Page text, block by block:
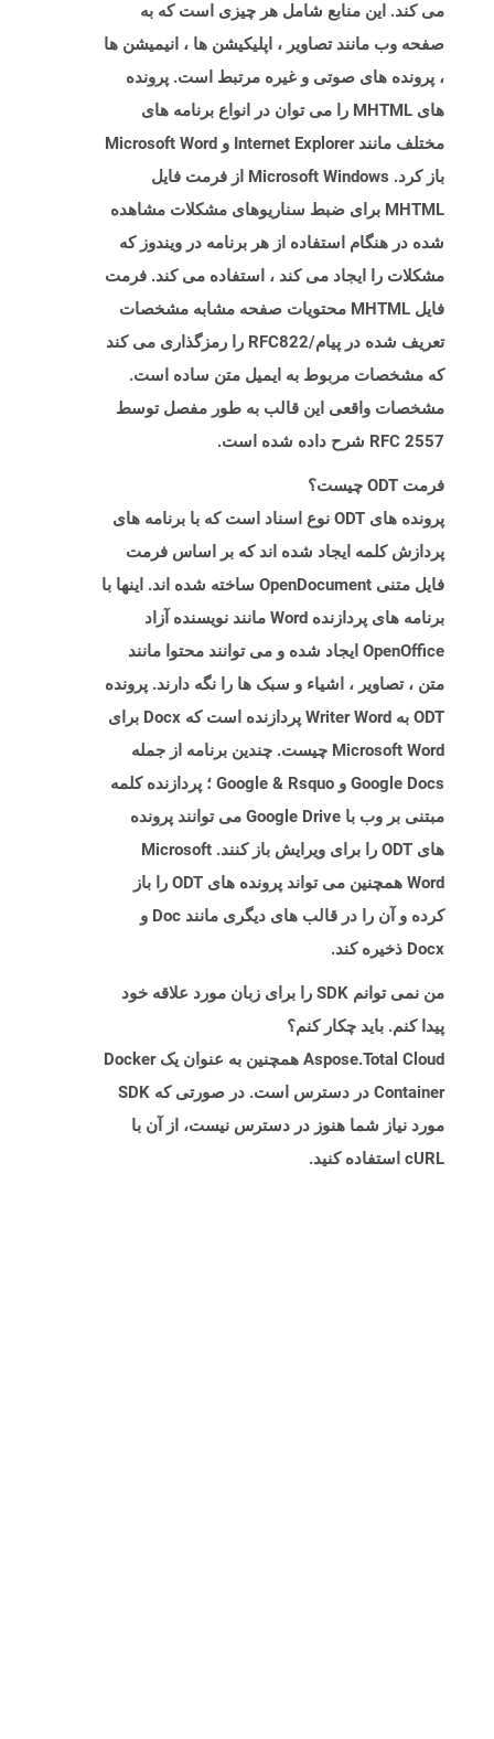
می کند. این منابع شامل هر چیزی است که به
صفحه وب مانند تصاویر ، اپلیکیشن ها ، انیمیشن ها
، پرونده های صوتی و غیره مرتبط است. پرونده
های MHTML را می توان در انواع برنامه های
مختلف مانند Internet Explorer و Microsoft Word
باز کرد. Microsoft Windows از فرمت فایل
MHTML برای ضبط سناریوهای مشکلات مشاهده
شده در هنگام استفاده از هر برنامه در ویندوز که
مشکلات را ایجاد می کند ، استفاده می کند. فرمت
فایل MHTML محتویات صفحه مشابه مشخصات
تعریف شده در پیام/RFC822 را رمزگذاری می کند
که مشخصات مربوط به ایمیل متن ساده است.
مشخصات واقعی این قالب به طور مفصل توسط
RFC 2557 شرح داده شده است.
فرمت ODT چیست؟
پرونده های ODT نوع اسناد است که با برنامه های
پردازش کلمه ایجاد شده اند که بر اساس فرمت
فایل متنی OpenDocument ساخته شده اند. اینها با
برنامه های پردازنده Word مانند نویسنده آزاد
OpenOffice ایجاد شده و می توانند محتوا مانند
متن ، تصاویر ، اشیاء و سبک ها را نگه دارند. پرونده
ODT به Writer Word پردازنده است که Docx برای
Microsoft Word چیست. چندین برنامه از جمله
Google Docs و Google & Rsquo ؛ پردازنده کلمه
مبتنی بر وب با Google Drive می توانند پرونده
های ODT را برای ویرایش باز کنند. Microsoft
Word همچنین می تواند پرونده های ODT را باز
کرده و آن را در قالب های دیگری مانند Doc و
Docx ذخیره کند.
من نمی توانم SDK را برای زبان مورد علاقه خود
پیدا کنم. باید چکار کنم؟
Aspose.Total Cloud همچنین به عنوان یک Docker
Container در دسترس است. در صورتی که SDK
مورد نیاز شما هنوز در دسترس نیست، از آن با
cURL استفاده کنید.